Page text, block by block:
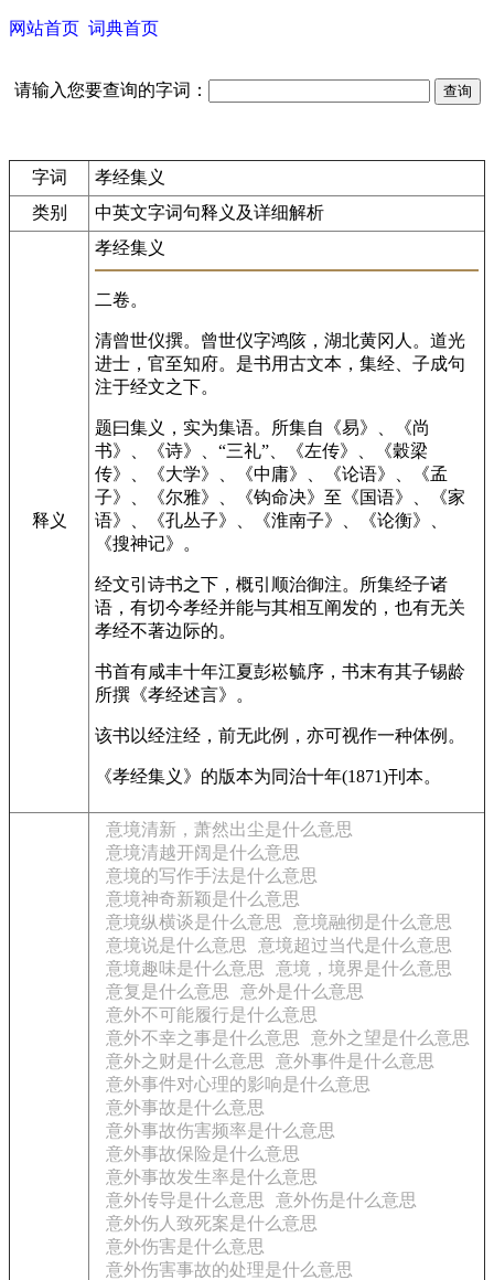
网站首页 词典首页
请输入您要查询的字词：
字词
孝经集义
类别
中英文字词句释义及详细解析
释义
孝经集义
二卷。
清曾世仪撰。曾世仪字鸿陔，湖北黄冈人。道光
进士，官至知府。是书用古文本，集经、子成句
注于经文之下。
题曰集义，实为集语。所集自《易》、《尚
书》、《诗》、“三礼”、《左传》、《穀梁
传》、《大学》、《中庸》、《论语》、《孟
子》、《尔雅》、《钩命决》至《国语》、《家
语》、《孔丛子》、《淮南子》、《论衡》、
《搜神记》。
经文引诗书之下，概引顺治御注。所集经子诸
语，有切今孝经并能与其相互阐发的，也有无关
孝经不著边际的。
书首有咸丰十年江夏彭崧毓序，书末有其子锡龄
所撰《孝经述言》。
该书以经注经，前无此例，亦可视作一种体例。
《孝经集义》的版本为同治十年(1871)刊本。
意境清新，萧然出尘是什么意思
意境清越开阔是什么意思
意境的写作手法是什么意思
意境神奇新颖是什么意思
意境纵横谈是什么意思
意境融彻是什么意思
意境说是什么意思
意境超过当代是什么意思
意境趣味是什么意思
意境，境界是什么意思
意复是什么意思
意外是什么意思
意外不可能履行是什么意思
意外不幸之事是什么意思
意外之望是什么意思
意外之财是什么意思
意外事件是什么意思
意外事件对心理的影响是什么意思
意外事故是什么意思
意外事故伤害频率是什么意思
意外事故保险是什么意思
意外事故发生率是什么意思
意外传导是什么意思
意外伤是什么意思
意外伤人致死案是什么意思
意外伤害是什么意思
意外伤害事故的处理是什么意思